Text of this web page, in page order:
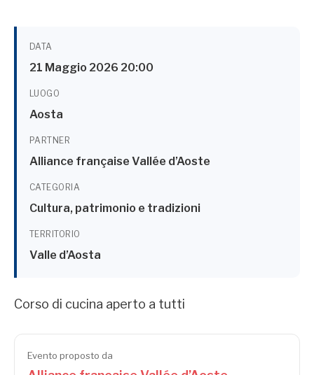
DATA
21 Maggio 2026 20:00
LUOGO
Aosta
PARTNER
Alliance française Vallée d’Aoste
CATEGORIA
Cultura, patrimonio e tradizioni
TERRITORIO
Valle d’Aosta
Corso di cucina aperto a tutti
Evento proposto da